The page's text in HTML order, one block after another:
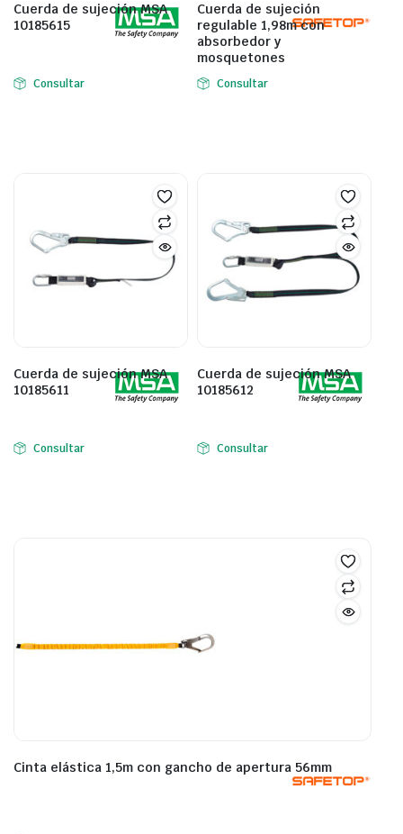
Cuerda de sujeción MSA
10185615
Consultar
Cuerda de sujeción
regulable 1,98m con
absorbedor y
mosquetones
Consultar
Cuerda de sujeción MSA
10185611
Consultar
Cuerda de sujeción MSA
10185612
Consultar
Cinta elástica 1,5m con gancho de apertura 56mm